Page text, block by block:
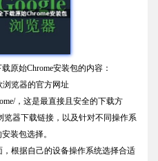
原始Chrome安装包的内容：
览器的官方网址
，这是最直接且安全的下载方
览器下载链接，以及针对不同操作系
装包选择。
根据自己的设备操作系统选择合适